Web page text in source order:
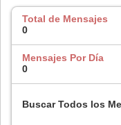
Total de Mensajes
0
Mensajes Por Día
0
Buscar Todos los